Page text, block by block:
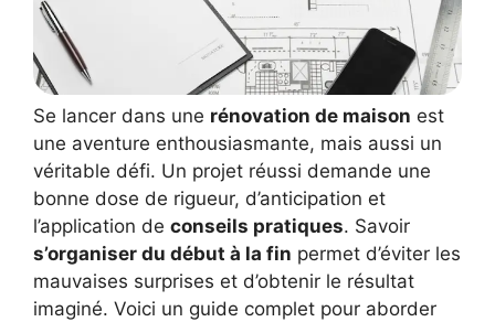
Se lancer dans une rénovation de maison est
une aventure enthousiasmante, mais aussi un
véritable défi. Un projet réussi demande une
bonne dose de rigueur, d’anticipation et
l’application de conseils pratiques. Savoir
s’organiser du début à la fin permet d’éviter les
mauvaises surprises et d’obtenir le résultat
imaginé. Voici un guide complet pour aborder